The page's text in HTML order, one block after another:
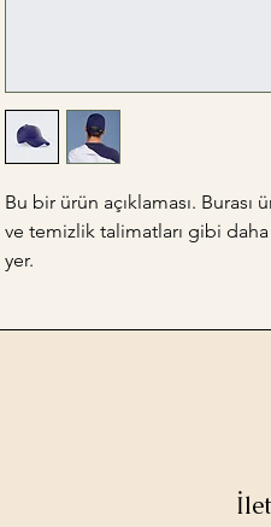
Bu bir ürün açıklaması.
ve temizlik talimatları gibi
yer.